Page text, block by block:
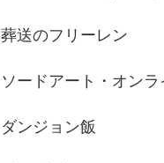
葬送のフリーレン
ソードアート・オンラ
ダンジョン飯